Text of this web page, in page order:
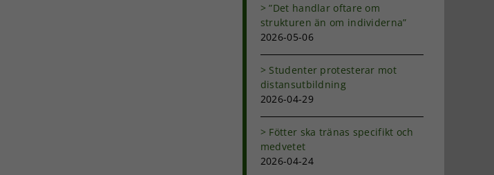
”Det handlar oftare om
strukturen än om individerna”
2026-05-06
Studenter protesterar mot
distansutbildning
2026-04-29
Fötter ska tränas specifikt och
medvetet
2026-04-24